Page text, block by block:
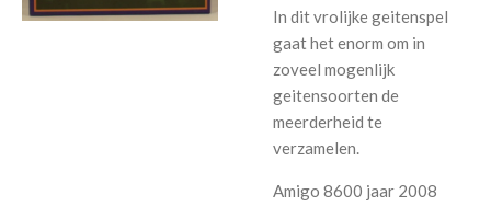
In dit vrolijke geitenspel
gaat het enorm om in
zoveel mogenlijk
geitensoorten de
meerderheid te
verzamelen.
Amigo 8600 jaar 2008